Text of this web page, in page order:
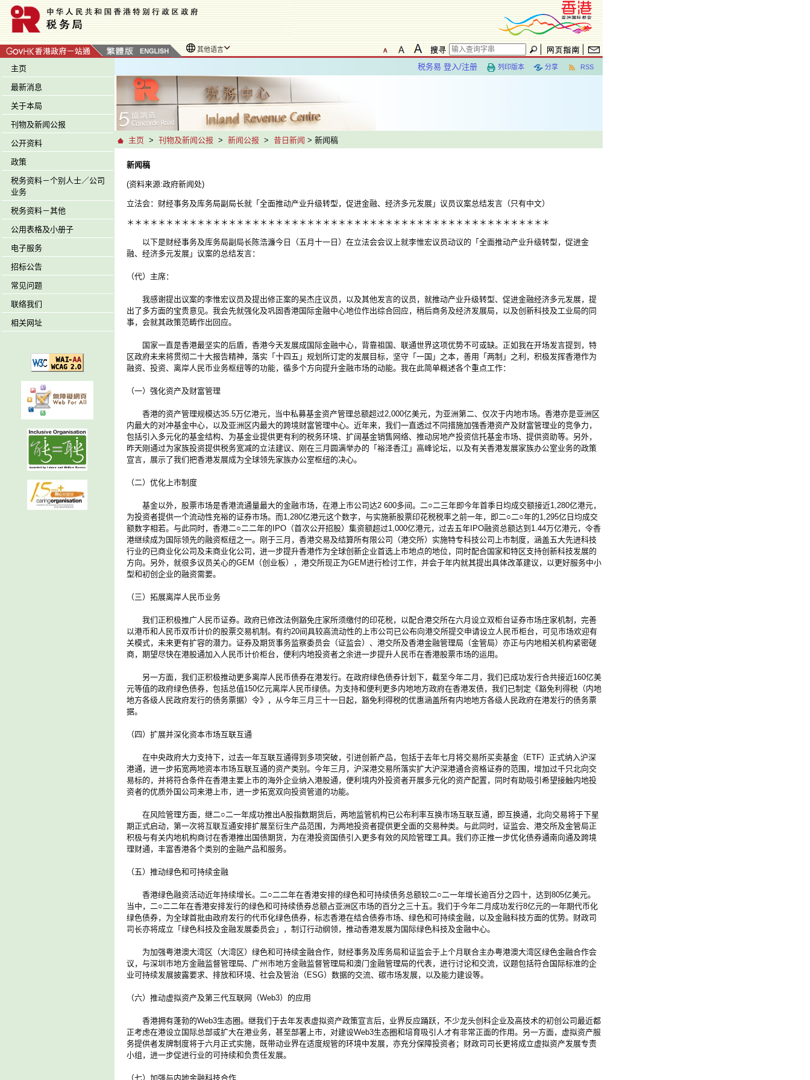
其他语言
主页
最新消息
关于本局
刊物及新闻公报
公开资料
政策
税务资料－个别人士／公司
业务
税务资料－其他
公用表格及小册子
电子服务
招标公告
常见问题
联络我们
相关网址
RSS
分享
列印版本
税务易 登入/注册
主页 > 刊物及新闻公报 > 新闻公报 > 昔日新闻 > 新闻稿
新闻稿
(资料来源:政府新闻处)
立法会：财经事务及库务局副局长就「全面推动产业升级转型，促进金融、经济多元发展」议员议案总结发言（只有中文）
＊＊＊＊＊＊＊＊＊＊＊＊＊＊＊＊＊＊＊＊＊＊＊＊＊＊＊＊＊＊＊＊＊＊＊＊＊＊＊＊＊＊＊＊＊＊＊＊＊＊＊＊＊＊
以下是财经事务及库务局副局长陈浩濂今日（五月十一日）在立法会会议上就李惟宏议员动议的「全面推动产业升级转型，促进金
融、经济多元发展」议案的总结发言：
（代）主席：
我感谢提出议案的李惟宏议员及提出修正案的吴杰庄议员，以及其他发言的议员，就推动产业升级转型、促进金融经济多元发展，提
出了多方面的宝贵意见。我会先就强化及巩固香港国际金融中心地位作出综合回应，稍后商务及经济发展局，以及创新科技及工业局的同
事，会就其政策范畴作出回应。
国家一直是香港最坚实的后盾，香港今天发展成国际金融中心，背靠祖国、联通世界这项优势不可或缺。正如我在开场发言提到，特
区政府未来将贯彻二十大报告精神，落实「十四五」规划所订定的发展目标，坚守「一国」之本，善用「两制」之利，积极发挥香港作为
融资、投资、离岸人民币业务枢纽等的功能，循多个方向提升金融市场的动能。我在此简单概述各个重点工作：
（一）强化资产及财富管理
香港的资产管理规模达35.5万亿港元，当中私募基金资产管理总额超过2,000亿美元，为亚洲第二、仅次于内地巿场。香港亦是亚洲区
内最大的对冲基金中心，以及亚洲区内最大的跨境财富管理中心。近年来，我们一直透过不同措施加强香港资产及财富管理业的竞争力，
包括引入多元化的基金结构、为基金业提供更有利的税务环境、扩阔基金销售网络、推动房地产投资信托基金市场、提供资助等。另外，
昨天刚通过为家族投资提供税务宽减的立法建议、刚在三月圆满举办的「裕泽香江」高峰论坛，以及有关香港发展家族办公室业务的政策
宣言，展示了我们把香港发展成为全球领先家族办公室枢纽的决心。
（二）优化上市制度
基金以外，股票市场是香港流通量最大的金融市场，在港上市公司达2 600多间。二○二三年即今年首季日均成交额接近1,280亿港元，
为投资者提供一个流动性充裕的证券市场。而1,280亿港元这个数字，与实施新股票印花税税率之前一年，即二○二○年的1,295亿日均成交
额数字相若。与此同时，香港二○二二年的IPO（首次公开招股）集资额超过1,000亿港元，过去五年IPO融资总额达到1.44万亿港元，令香
港继续成为国际领先的融资枢纽之一。刚于三月，香港交易及结算所有限公司（港交所）实施特专科技公司上市制度，涵盖五大先进科技
行业的已商业化公司及未商业化公司，进一步提升香港作为全球创新企业首选上市地点的地位，同时配合国家和特区支持创新科技发展的
方向。另外，就很多议员关心的GEM（创业板），港交所现正为GEM进行检讨工作，并会于年内就其提出具体改革建议，以更好服务中小
型和初创企业的融资需要。
（三）拓展离岸人民币业务
我们正积极推广人民币证券。政府已修改法例豁免庄家所须缴付的印花税，以配合港交所在六月设立双柜台证券市场庄家机制，完善
以港币和人民币双币计价的股票交易机制。有约20间具较高流动性的上市公司已公布向港交所提交申请设立人民币柜台，可见市场欢迎有
关模式，未来更有扩容的潜力。证券及期货事务监察委员会（证监会）、港交所及香港金融管理局（金管局）亦正与内地相关机构紧密磋
商，期望尽快在港股通加入人民币计价柜台，便利内地投资者之余进一步提升人民币在香港股票市场的运用。
另一方面，我们正积极推动更多离岸人民币债券在港发行。在政府绿色债券计划下，截至今年二月，我们已成功发行合共接近160亿美
元等值的政府绿色债券，包括总值150亿元离岸人民币绿债。为支持和便利更多内地地方政府在香港发债，我们已制定《豁免利得税（内地
地方各级人民政府发行的债务票据）令》，从今年三月三十一日起，豁免利得税的优惠涵盖所有内地地方各级人民政府在港发行的债务票
据。
（四）扩展并深化资本市场互联互通
在中央政府大力支持下，过去一年互联互通得到多项突破，引进创新产品，包括于去年七月将交易所买卖基金（ETF）正式纳入沪深
港通，进一步拓宽两地资本市场互联互通的资产类别。今年三月，沪深港交易所落实扩大沪深港通合资格证券的范围，增加过千只北向交
易标的，并将符合条件在香港主要上市的海外企业纳入港股通，便利境内外投资者开展多元化的资产配置，同时有助吸引希望接触内地投
资者的优质外国公司来港上市，进一步拓宽双向投资管道的功能。
在风险管理方面，继二○二一年成功推出A股指数期货后，两地监管机构已公布利率互换市场互联互通，即互换通，北向交易将于下星
期正式启动，第一次将互联互通安排扩展至衍生产品范围，为两地投资者提供更全面的交易种类。与此同时，证监会、港交所及金管局正
积极与有关内地机构商讨在香港推出国债期货，为在港投资国债引入更多有效的风险管理工具。我们亦正推一步优化债券通南向通及跨境
理财通，丰富香港各个类别的金融产品和服务。
（五）推动绿色和可持续金融
香港绿色融资活动近年持续增长。二○二二年在香港安排的绿色和可持续债务总额较二○二一年增长逾百分之四十，达到805亿美元。
当中，二○二二年在香港安排发行的绿色和可持续债券总额占亚洲区市场的百分之三十五。我们于今年二月成功发行8亿元的一年期代币化
绿色债券，为全球首批由政府发行的代币化绿色债券，标志香港在结合债券市场、绿色和可持续金融，以及金融科技方面的优势。财政司
司长亦将成立「绿色科技及金融发展委员会」，制订行动纲领，推动香港发展为国际绿色科技及金融中心。
为加强粤港澳大湾区（大湾区）绿色和可持续金融合作，财经事务及库务局和证监会于上个月联合主办粤港澳大湾区绿色金融合作会
议，与深圳市地方金融监督管理局、广州市地方金融监督管理局和澳门金融管理局的代表，进行讨论和交流，议题包括符合国际标准的企
业可持续发展披露要求、排放和环境、社会及管治（ESG）数据的交流、碳市场发展，以及能力建设等。
（六）推动虚拟资产及第三代互联网（Web3）的应用
香港拥有蓬勃的Web3生态圈。继我们于去年发表虚拟资产政策宣言后，业界反应踊跃，不少龙头创科企业及高技术的初创公司最近都
正考虑在港设立国际总部或扩大在港业务，甚至部署上市，对建设Web3生态圈和培育吸引人才有非常正面的作用。另一方面，虚拟资产服
务提供者发牌制度将于六月正式实施，既带动业界在适度规管的环境中发展，亦充分保障投资者；财政司司长更将成立虚拟资产发展专责
小组，进一步促进行业的可持续和负责任发展。
（七）加强与内地金融科技合作